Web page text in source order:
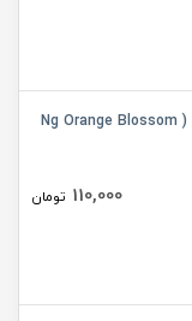
عرق بهارنارنج ان جی ( Ng Orange Blossom
110,000 تومان